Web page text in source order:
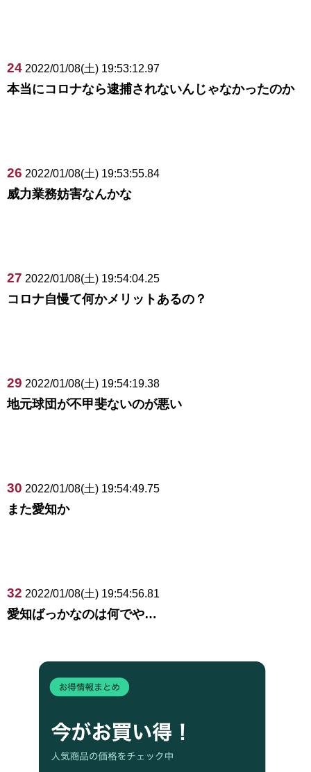
24 2022/01/08(土) 19:53:12.97
本当にコロナなら逮捕されないんじゃなかったのか
26 2022/01/08(土) 19:53:55.84
威力業務妨害なんかな
27 2022/01/08(土) 19:54:04.25
コロナ自慢て何かメリットあるの？
29 2022/01/08(土) 19:54:19.38
地元球団が不甲斐ないのが悪い
30 2022/01/08(土) 19:54:49.75
また愛知か
32 2022/01/08(土) 19:54:56.81
愛知ばっかなのは何でや…